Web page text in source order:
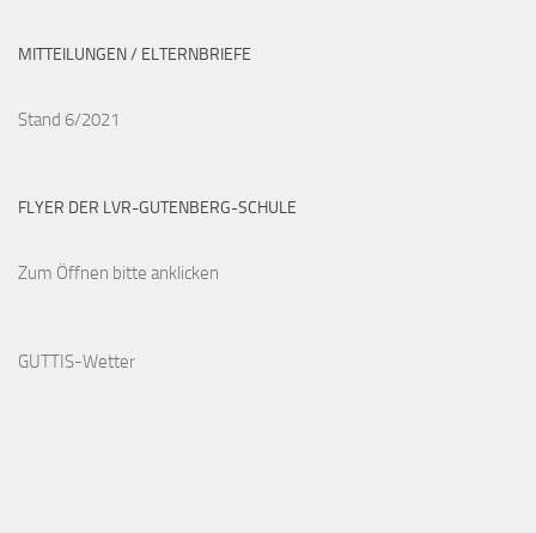
MITTEILUNGEN / ELTERNBRIEFE
Stand 6/2021
FLYER DER LVR-GUTENBERG-SCHULE
Zum Öffnen bitte anklicken
GUTTIS-Wetter